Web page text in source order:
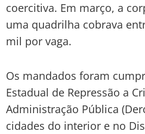
coercitiva. Em março, a
uma quadrilha cobrava
mil por vaga.
Os mandados foram
Estadual de Repressão a
Administração Pública
cidades do interior e no